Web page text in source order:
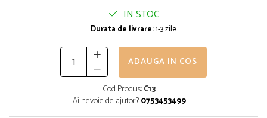
IN STOC
Durata de livrare:1-3 zile
ADAUGA IN COS
Cod Produs:C13
Ai nevoie de ajutor?0753453499